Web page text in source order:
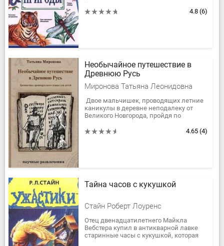
сторонах жизни природы. Книга
4.8 (6)
Необычайное путешествие в
Древнюю Русь
Миронова Татьяна Леонидовна
Двое мальчишек, проводящих летние
каникулы в деревне неподалеку от
Великого Новгорода, пройдя по
оказываются в Древней Руси. Там их...
4.65 (4)
Тайна часов с кукушкой
Стайн Роберт Лоуренс
Отец двенадцатилетнего Майкла
Вебстера купил в антикварной лавке
старинные часы с кукушкой, которая